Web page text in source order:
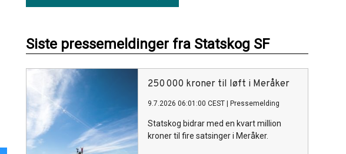
Siste pressemeldinger fra Statskog SF
250 000 kroner til løft i Meråker
9.7.2026 06:01:00 CEST Pressemelding
Statskog bidrar med en kvart million
kroner til fire satsinger i Meråker.